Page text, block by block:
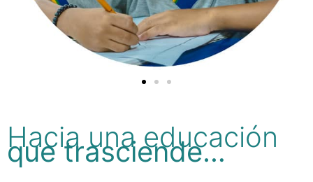
Hacia una educación
que trasciende…